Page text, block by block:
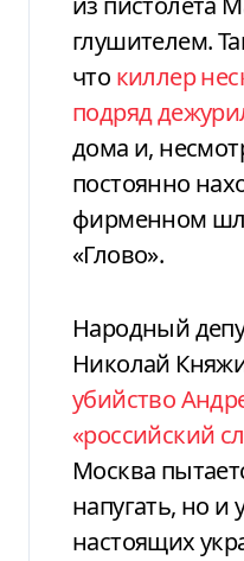
глушителем.
что киллер
подряд
дома и,
постоянно
фирменном
«Глово».
Народный
Николай
убийство
«российский
Москва
напугать, но и
настоящих